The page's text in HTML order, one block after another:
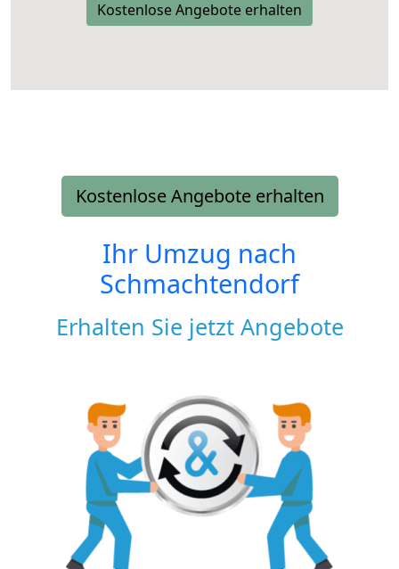
Kostenlose Angebote erhalten
Kostenlose Angebote erhalten
Ihr Umzug nach
Schmachtendorf
Erhalten Sie jetzt Angebote